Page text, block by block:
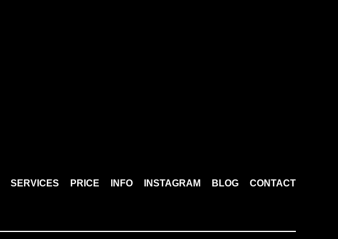
SERVICES PRICE INFO INSTAGRAM BLOG CONTACT